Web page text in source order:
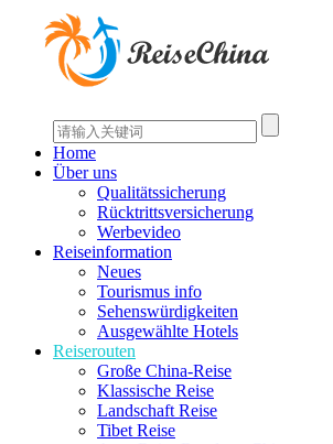
Home
Über uns
Qualitätssicherung
Rücktrittsversicherung
Werbevideo
Reiseinformation
Neues
Tourismus info
Sehenswürdigkeiten
Ausgewählte Hotels
Reiserouten
Große China-Reise
Klassische Reise
Landschaft Reise
Tibet Reise